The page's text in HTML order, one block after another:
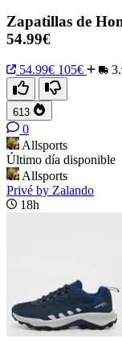
Zapatillas de
54.99€
54.99€ 105€
613
0
Allsports
Último día disponible
Allsports
Privé by Zalando
18h